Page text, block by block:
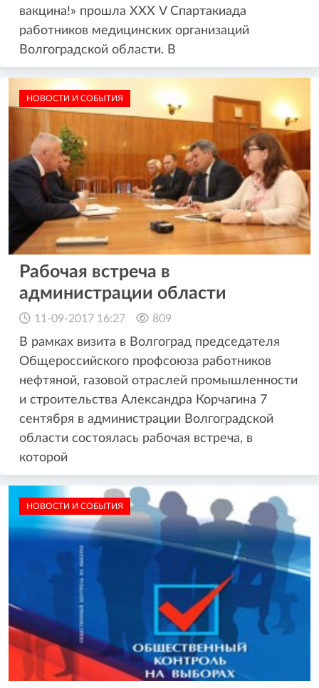
вакцина!» прошла ХХХ V Спартакиада
работников медицинских организаций
Волгоградской области. В
НОВОСТИ И СОБЫТИЯ
Рабочая встреча в
администрации области
11-09-2017 16:27 809
В рамках визита в Волгоград председателя
Общероссийского профсоюза работников
нефтяной, газовой отраслей промышленности
и строительства Александра Корчагина 7
сентября в администрации Волгоградской
области состоялась рабочая встреча, в
которой
НОВОСТИ И СОБЫТИЯ